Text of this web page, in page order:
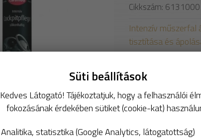
Cikkszám:
Intenzív műszerfal
tisztítása és
- szilikonmentes
- lakkozó
- antisztatikus
- a matt felületek
- eltávolítja a
Süti beállítások
Kedves Látogató! Tájékoztatjuk, hogy a felhasználói
fokozásának érdekében sütiket (cookie-kat)
Analitika, statisztika (Google Analytics, látogatottság)